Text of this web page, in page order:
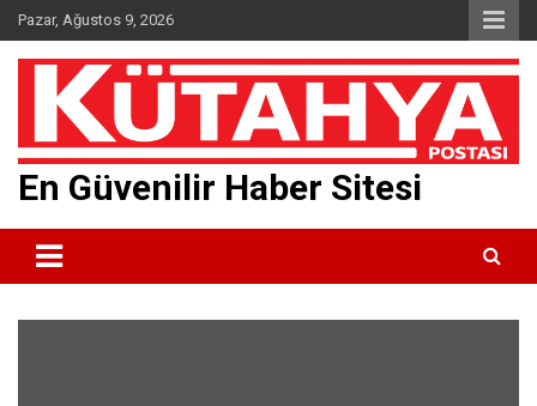
Skip
to
content
Pazar, Ağustos 9, 2026
En Güvenilir Haber Sitesi